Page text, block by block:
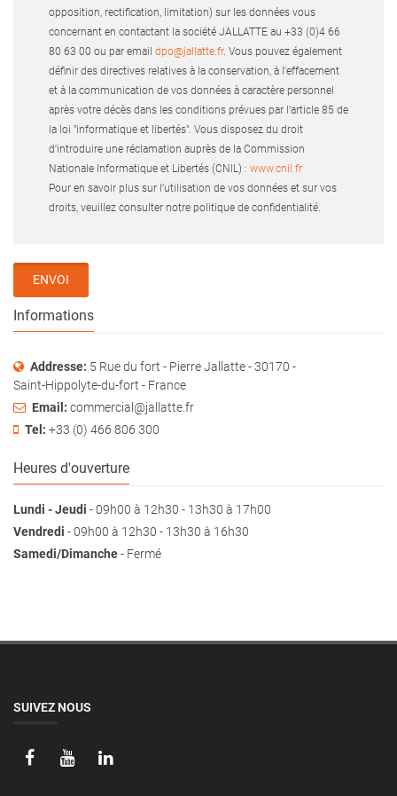
opposition, rectification, limitation) sur les données vous
concernant en contactant la société JALLATTE au +33 (0)4 66
80 63 00 ou par email dpo@jallatte.fr. Vous pouvez également
définir des directives relatives à la conservation, à l'effacement
et à la communication de vos données à caractère personnel
après votre décès dans les conditions prévues par l'article 85 de
la loi "informatique et libertés". Vous disposez du droit
d'introduire une réclamation auprès de la Commission
Nationale Informatique et Libertés (CNIL) : www.cnil.fr
Pour en savoir plus sur l’utilisation de vos données et sur vos
droits, veuillez consulter notre politique de confidentialité.
ENVOI
Informations
Addresse: 5 Rue du fort - Pierre Jallatte - 30170 -
Saint-Hippolyte-du-fort - France
Email: commercial@jallatte.fr
Tel: +33 (0) 466 806 300
Heures d'ouverture
Lundi - Jeudi - 09h00 à 12h30 - 13h30 à 17h00
Vendredi - 09h00 à 12h30 - 13h30 à 16h30
Samedi/Dimanche- Fermé
SUIVEZ NOUS